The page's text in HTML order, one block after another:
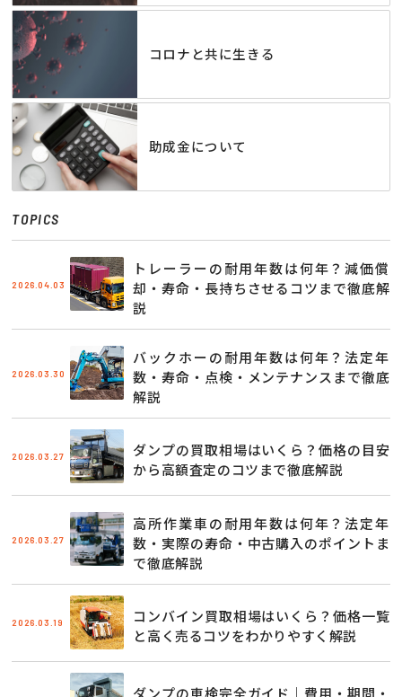
コロナと共に生きる
助成金について
TOPICS
2026.04.03
トレーラーの耐用年数は何年？減価償
却・寿命・長持ちさせるコツまで徹底解
説
2026.03.30
バックホーの耐用年数は何年？法定年
数・寿命・点検・メンテナンスまで徹底
解説
2026.03.27
ダンプの買取相場はいくら？価格の目安
から高額査定のコツまで徹底解説
2026.03.27
高所作業車の耐用年数は何年？法定年
数・実際の寿命・中古購入のポイントま
で徹底解説
2026.03.19
コンバイン買取相場はいくら？価格一覧
と高く売るコツをわかりやすく解説
ダンプの車検完全ガイド｜費用・期間・